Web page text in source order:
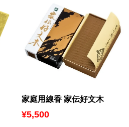
家庭用線香 家伝好文木
¥5,500